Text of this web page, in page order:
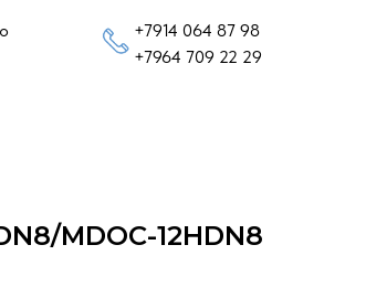
+7914 064 87 98
+7964 709 22 29
MDOC-12HDN8